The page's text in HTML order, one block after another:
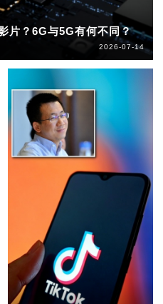
片？6G与5G有何不同？
2026-07-14